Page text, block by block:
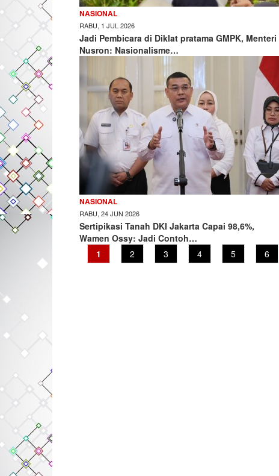
NASIONAL
RABU, 1 JUL 2026
Jadi Pembicara di Diklat pratama GMPK, Menteri
Nusron: Nasionalisme…
NASIONAL
RABU, 24 JUN 2026
Sertipikasi Tanah DKI Jakarta Capai 98,6%,
Wamen Ossy: Jadi Contoh…
Current
page
1 Page
2 Page
3 Page
4 Page
5 Page
6